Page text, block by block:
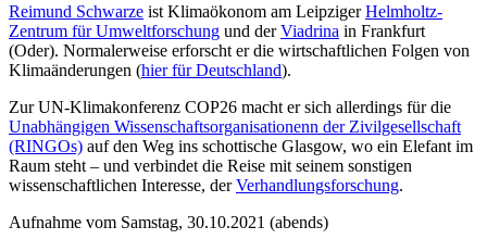
Reimund Schwarze ist Klimaökonom am LeipzigerHelmholtz-
Zentrum für Umweltforschung und derViadrina in Frankfurt
(Oder). Normalerweise erforscht er die wirtschaftlichen Folgen von
Klimaänderungen (hier für Deutschland).
Zur UN-Klimakonferenz COP26 macht er sich allerdings für die
Unabhängigen Wissenschaftsorganisationenn der Zivilgesellschaft
(RINGOs) auf den Weg ins schottische Glasgow, wo ein Elefant im
Raum steht – und verbindet die Reise mit seinem sonstigen
wissenschaftlichen Interesse, derVerhandlungsforschung.
Aufnahme vom Samstag, 30.10.2021 (abends)